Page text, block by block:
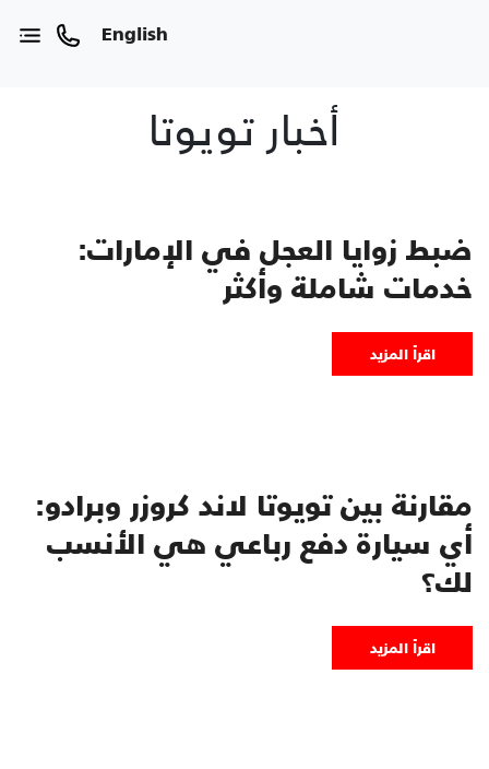
English
أخبار تويوتا
ضبط زوايا العجل في الإمارات:
خدمات شاملة وأكثر
اقرأ المزيد
مقارنة بين تويوتا لاند كروزر وبرادو:
أي سيارة دفع رباعي هي الأنسب
لك؟
اقرأ المزيد